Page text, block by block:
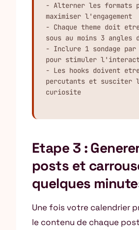
- Alterner les formats
maximiser l'engagement
- Chaque theme doit
sous au moins 3
- Inclure 1 sondage par
pour stimuler
- Les hooks doivent
percutants et susciter
curiosite
Etape 3 :
posts et
quelques
Une fois votre calendrier
le contenu de chaque